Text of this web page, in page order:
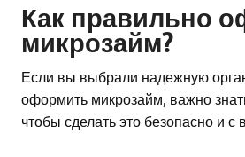
Как правильно
микрозайм?
Если вы выбрали надежную
оформить микрозайм, важно
чтобы сделать это безопасно и с